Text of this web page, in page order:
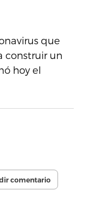
que
construir un
hoy el
comentario